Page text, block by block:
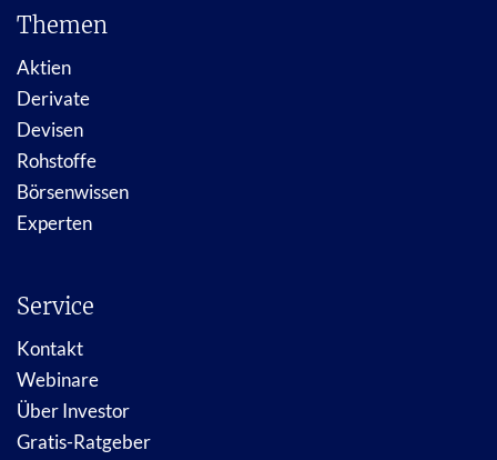
Themen
Aktien
Derivate
Devisen
Rohstoffe
Börsenwissen
Experten
Service
Kontakt
Webinare
Über Investor
Gratis-Ratgeber